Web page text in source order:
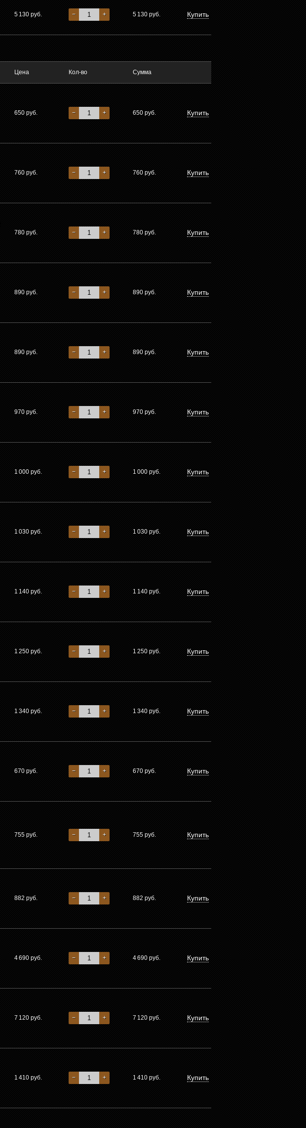
5 130 руб. − + 5 130 руб. Купить
Цена Кол-во Сумма
650 руб. − + 650 руб. Купить
760 руб. − + 760 руб. Купить
780 руб. − + 780 руб. Купить
890 руб. − + 890 руб. Купить
890 руб. − + 890 руб. Купить
970 руб. − + 970 руб. Купить
1 000 руб. − + 1 000 руб. Купить
1 030 руб. − + 1 030 руб. Купить
1 140 руб. − + 1 140 руб. Купить
1 250 руб. − + 1 250 руб. Купить
1 340 руб. − + 1 340 руб. Купить
670 руб. − + 670 руб. Купить
755 руб. − + 755 руб. Купить
882 руб. − + 882 руб. Купить
4 690 руб. − + 4 690 руб. Купить
7 120 руб. − + 7 120 руб. Купить
1 410 руб. − + 1 410 руб. Купить